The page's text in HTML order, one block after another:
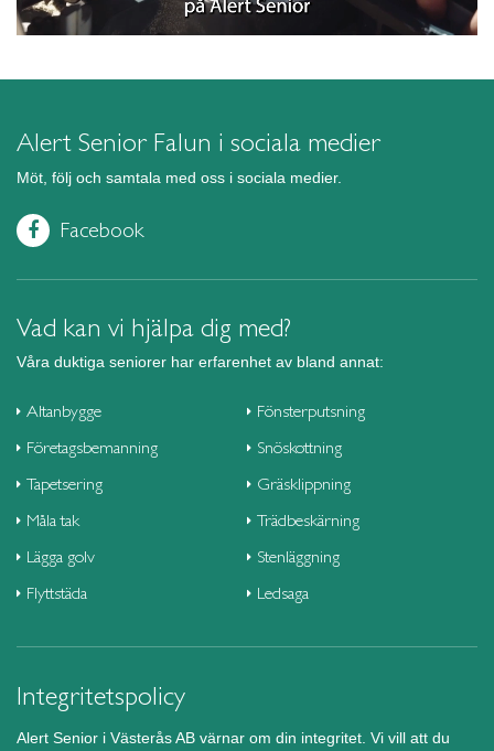
Alert Senior Falun i sociala medier
Möt, följ och samtala med oss i sociala medier.
Facebook
Vad kan vi hjälpa dig med?
Våra duktiga seniorer har erfarenhet av bland annat:
Altanbygge
Företagsbemanning
Tapetsering
Måla tak
Lägga golv
Flyttstäda
Fönsterputsning
Snöskottning
Gräsklippning
Trädbeskärning
Stenläggning
Ledsaga
Integritetspolicy
Alert Senior i Västerås AB värnar om din integritet. Vi vill att du